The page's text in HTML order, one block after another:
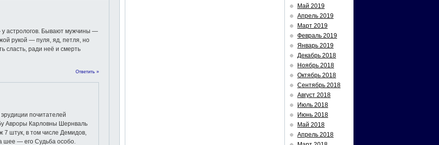
астрологов. Бывают мужчины —
рукой — пуля, яд, петля, но
сласть, ради неё и смерть
Ответить »
почитателей
Авроры Карловны Шернваль
штук, в том числе Демидов,
шее — его Судьба особо.
Май 2019
Апрель 2019
Март 2019
Февраль 2019
Январь 2019
Декабрь 2018
Ноябрь 2018
Октябрь 2018
Сентябрь 2018
Август 2018
Июль 2018
Июнь 2018
Май 2018
Апрель 2018